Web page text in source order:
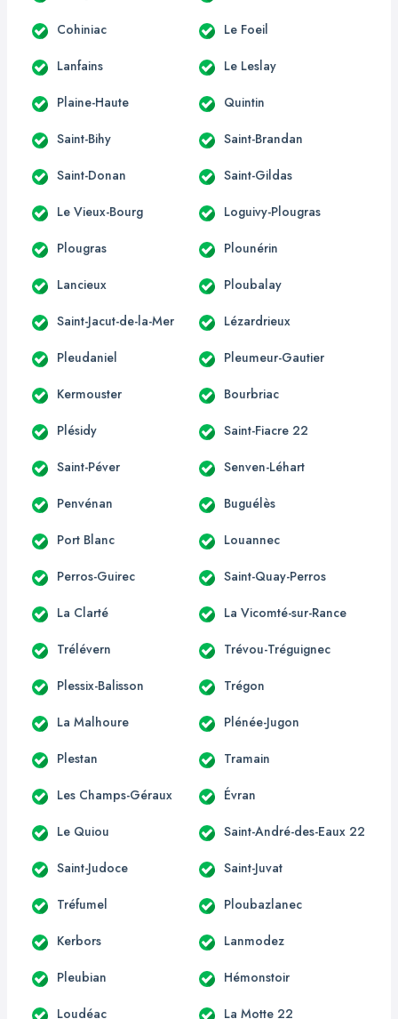
Cohiniac Le Foeil
Lanfains Le Leslay
Plaine-Haute Quintin
Saint-Bihy Saint-Brandan
Saint-Donan Saint-Gildas
Le Vieux-Bourg Loguivy-Plougras
Plougras Plounérin
Lancieux Ploubalay
Saint-Jacut-de-la-Mer Lézardrieux
Pleudaniel Pleumeur-Gautier
Kermouster Bourbriac
Plésidy Saint-Fiacre 22
Saint-Péver Senven-Léhart
Penvénan Buguélès
Port Blanc Louannec
Perros-Guirec Saint-Quay-Perros
La Clarté La Vicomté-sur-Rance
Trélévern Trévou-Tréguignec
Plessix-Balisson Trégon
La Malhoure Plénée-Jugon
Plestan Tramain
Les Champs-Géraux Évran
Le Quiou Saint-André-des-Eaux 22
Saint-Judoce Saint-Juvat
Tréfumel Ploubazlanec
Kerbors Lanmodez
Pleubian Hémonstoir
Loudéac La Motte 22